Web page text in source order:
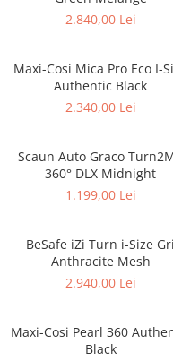
2.840,00 Lei
Maxi-Cosi Mica Pro Eco I-
Authentic Black
2.340,00 Lei
Scaun Auto Graco
360° DLX Midnight
1.199,00 Lei
BeSafe iZi Turn i-Size Gri
Anthracite Mesh
2.940,00 Lei
Maxi-Cosi Pearl 360
Black